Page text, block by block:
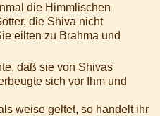
die Himmlischen
die Shiva nicht
eilten zu Brahma und
daß sie von Shivas
sich vor Ihm und
weise geltet, so handelt ihr